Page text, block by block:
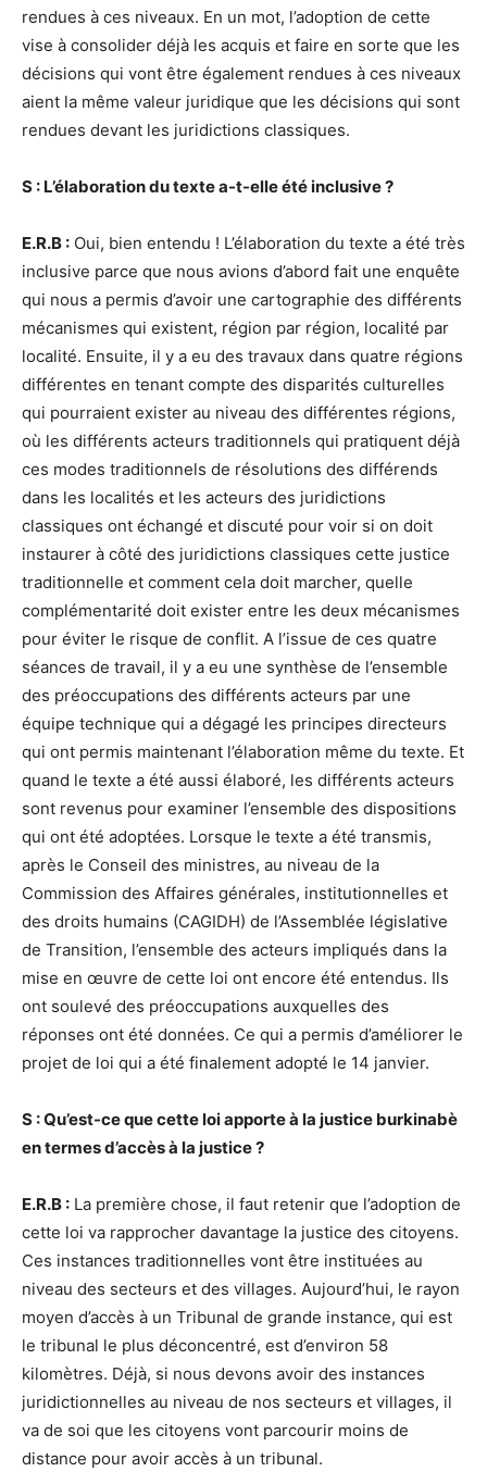
rendues à ces niveaux. En un mot, l’adoption de cette
vise à consolider déjà les acquis et faire en sorte que les
décisions qui vont être également rendues à ces niveaux
aient la même valeur juridique que les décisions qui sont
rendues devant les juridictions classiques.
S : L’élaboration du texte a-t-elle été inclusive ?
E.R.B : Oui, bien entendu ! L’élaboration du texte a été très
inclusive parce que nous avions d’abord fait une enquête
qui nous a permis d’avoir une cartographie des différents
mécanismes qui existent, région par région, localité par
localité. Ensuite, il y a eu des travaux dans quatre régions
différentes en tenant compte des disparités culturelles
qui pourraient exister au niveau des différentes régions,
où les différents acteurs traditionnels qui pratiquent déjà
ces modes traditionnels de résolutions des différends
dans les localités et les acteurs des juridictions
classiques ont échangé et discuté pour voir si on doit
instaurer à côté des juridictions classiques cette justice
traditionnelle et comment cela doit marcher, quelle
complémentarité doit exister entre les deux mécanismes
pour éviter le risque de conflit. A l’issue de ces quatre
séances de travail, il y a eu une synthèse de l’ensemble
des préoccupations des différents acteurs par une
équipe technique qui a dégagé les principes directeurs
qui ont permis maintenant l’élaboration même du texte. Et
quand le texte a été aussi élaboré, les différents acteurs
sont revenus pour examiner l’ensemble des dispositions
qui ont été adoptées. Lorsque le texte a été transmis,
après le Conseil des ministres, au niveau de la
Commission des Affaires générales, institutionnelles et
des droits humains (CAGIDH) de l’Assemblée législative
de Transition, l’ensemble des acteurs impliqués dans la
mise en œuvre de cette loi ont encore été entendus. Ils
ont soulevé des préoccupations auxquelles des
réponses ont été données. Ce qui a permis d’améliorer le
projet de loi qui a été finalement adopté le 14 janvier.
S : Qu’est-ce que cette loi apporte à la justice burkinabè
en termes d’accès à la justice ?
E.R.B : La première chose, il faut retenir que l’adoption de
cette loi va rapprocher davantage la justice des citoyens.
Ces instances traditionnelles vont être instituées au
niveau des secteurs et des villages. Aujourd’hui, le rayon
moyen d’accès à un Tribunal de grande instance, qui est
le tribunal le plus déconcentré, est d’environ 58
kilomètres. Déjà, si nous devons avoir des instances
juridictionnelles au niveau de nos secteurs et villages, il
va de soi que les citoyens vont parcourir moins de
distance pour avoir accès à un tribunal.